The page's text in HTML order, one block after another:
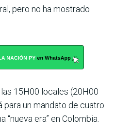
pero no ha mostrado
15H00 locales (20H00
para un mandato de cuatro
“nueva era” en Colombia.